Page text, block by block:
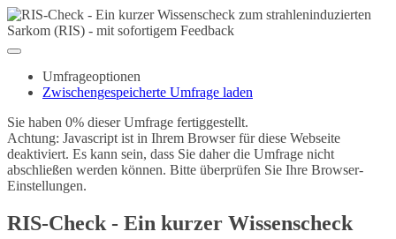
Umfrageoptionen
Zwischengespeicherte Umfrage laden
Sie haben 0% dieser Umfrage fertiggestellt.
Achtung: Javascript ist in Ihrem Browser für diese Webseite
deaktiviert. Es kann sein, dass Sie daher die Umfrage nicht
abschließen werden können. Bitte überprüfen Sie Ihre Browser-
Einstellungen.
RIS-Check - Ein kurzer Wissenscheck